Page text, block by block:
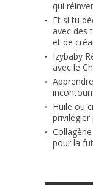
qui
Et si tu
avec des
et de
Izybaby
avec le
Huile ou
privilégier
pour la